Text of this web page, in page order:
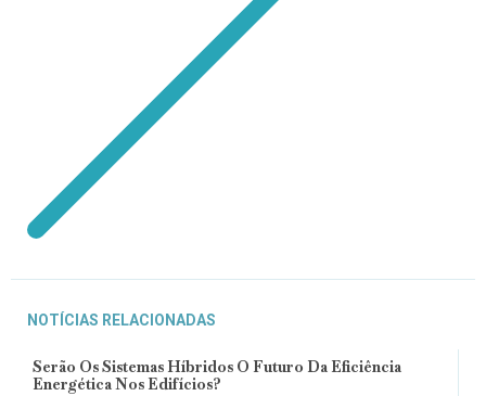
NOTÍCIAS RELACIONADAS
Serão Os Sistemas Híbridos O Futuro Da Eficiência
Energética Nos Edifícios?